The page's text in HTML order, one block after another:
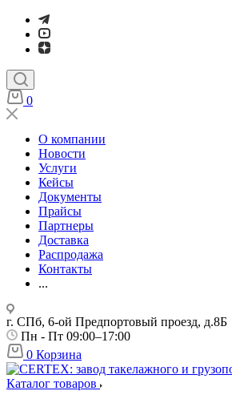
0
О компании
Новости
Услуги
Кейсы
Документы
Прайсы
Партнеры
Доставка
Распродажа
Контакты
...
г. СПб, 6-ой Предпортовый проезд, д.8Б
Пн - Пт 09:00–17:00
0 Корзина
Каталог товаров